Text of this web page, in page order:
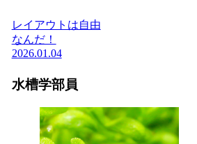
レイアウトは自由
なんだ！
2026.01.04
水槽学部員